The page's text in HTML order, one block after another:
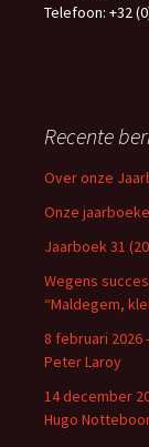
Telefoon: +32
Recente
Over onze
Onze
Jaarboek 31
Wegens
“Maldegem,
8 februari 2026
Peter Laroy
14 december
Hugo